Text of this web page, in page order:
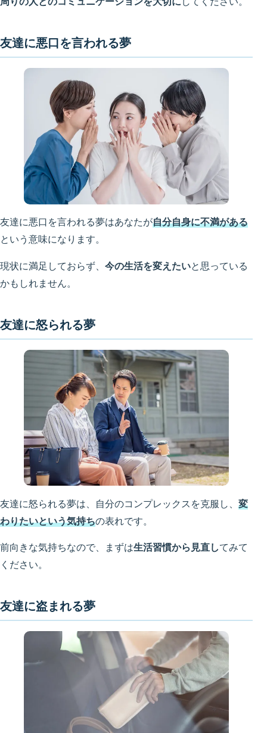
友達に悪口を言われる夢
友達に悪口を言われる夢はあなたが自分自身に不満がある
という意味になります。
現状に満足しておらず、 今の生活を変えたいと思っている
かもしれません。
友達に怒られる夢
友達に怒られる夢は、自分のコンプレックスを克服し、 変
わりたいという気持ちの表れです。
前向きな気持ちなので、まずは生活習慣から見直してみて
ください。
友達に盗まれる夢